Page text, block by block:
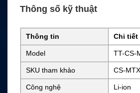
Thông số kỹ thuật
Thông tin Chi tiết
Model TT-CS-
SKU tham khảo CS-
Công nghệ Li-ion